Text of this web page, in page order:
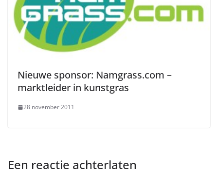
Nieuwe sponsor: Namgrass.com –
marktleider in kunstgras
28 november 2011
Een reactie achterlaten